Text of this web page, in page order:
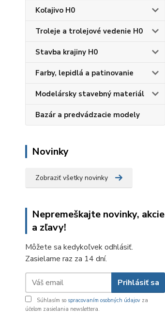
Koľajivo H0
Troleje a trolejové vedenie H0
Stavba krajiny H0
Farby, lepidlá a patinovanie
Modelársky stavebný materiál
Bazár a predvádzacie modely
Novinky
Zobraziť všetky novinky
Nepremeškajte novinky, akcie
a zľavy!
Môžete sa kedykoľvek odhlásiť.
Zasielame raz za 14 dní.
Prihlásiť sa
Súhlasím so spracovaním osobných údajov za
účelom zasielania newslettera.